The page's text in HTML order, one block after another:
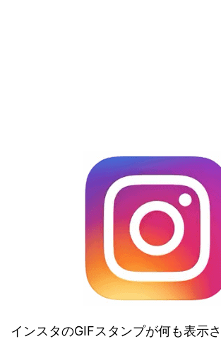
インスタのGIFスタンプが何も表示